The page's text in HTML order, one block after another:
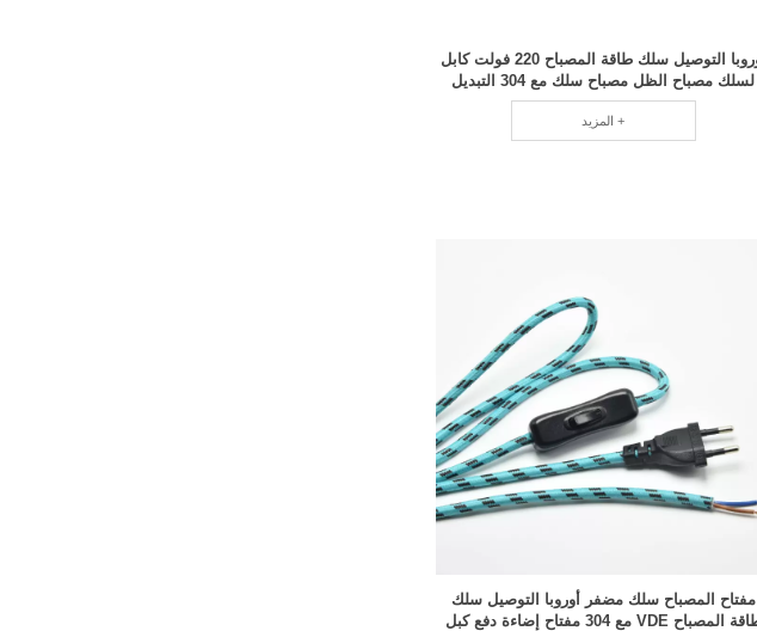
أوروبا التوصيل سلك طاقة المصباح 220 فولت كابل
لسلك مصباح الظل مصباح سلك مع 304 التبديل
المزيد +
مفتاح المصباح سلك مضفر أوروبا التوصيل سلك
طاقة المصباح VDE مع 304 مفتاح إضاءة دفع كبل